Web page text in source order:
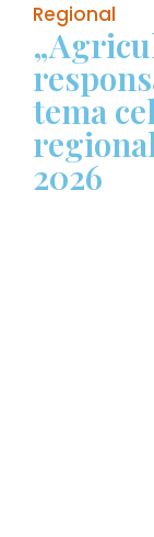
Regional
tema
2026